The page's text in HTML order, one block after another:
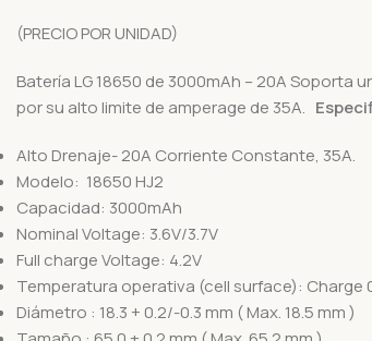
(PRECIO POR UNIDAD)
Batería LG 18650 de 3000mAh – 20A
por su alto limite de amperage de 35A.
Alto Drenaje- 20A Corriente Constante, 35A.
Modelo: 18650 HJ2
Capacidad: 3000mAh
Nominal Voltage: 3.6V/3.7V
Full charge Voltage: 4.2V
Temperatura operativa (cell surface): Charge
Diámetro : 18.3 + 0.2/-0.3 mm ( Max. 18.5 mm )